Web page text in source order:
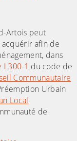
Artois peut
afin de
dans
L300-1 du code de
Communautaire
Urbain
Local
de